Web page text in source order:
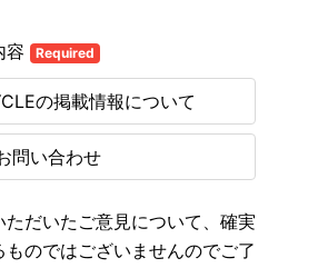
容 Required
の掲載情報について
問い合わせ
ただいたご意見について、確実
ものではございませんのでご了